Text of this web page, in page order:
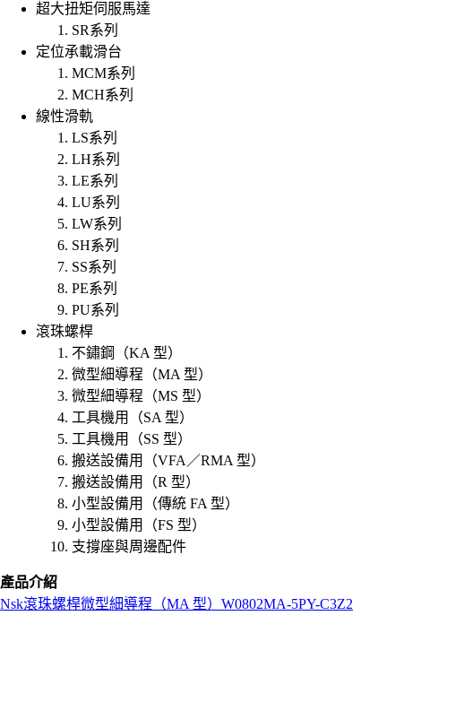
超大扭矩伺服馬達
SR系列
定位承載滑台
MCM系列
MCH系列
線性滑軌
LS系列
LH系列
LE系列
LU系列
LW系列
SH系列
SS系列
PE系列
PU系列
滾珠螺桿
不鏽鋼（KA 型）
微型細導程（MA 型）
微型細導程（MS 型）
工具機用（SA 型）
工具機用（SS 型）
搬送設備用（VFA／RMA 型）
搬送設備用（R 型）
小型設備用（傳統 FA 型）
小型設備用（FS 型）
支撐座與周邊配件
產品介紹
Nsk滾珠螺桿微型細導程（MA 型） W0802MA-5PY-C3Z2